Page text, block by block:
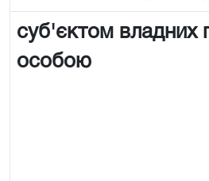
суб'єктом
особою